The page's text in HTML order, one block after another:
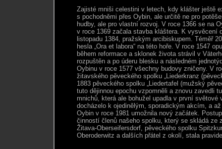
Zajisté mniši celestini v letech, kdy klášter ještě
s pochodněmi přes Oybin, ale určitě ne pro
hudby, ale pro vlastní rozvoj. V roce 1366 se na
v roce 1369 začala stavba kláštera. K vysvěcení
listopadu 1384, pražským arcibiskupem. Téměř
hesla „Ora et labora“ na této hoře. V roce 1547
během reformace a sklonek života strávil v
rozpuštěn a po úderu blesku a následném
Oybinu v roce 1577 všechny budovy zničeny. V
žitavského pěveckého spolku „Liederkranz
1883 pěveckého spolku „Liedertafel (mužský
tuto dějinnou epochu vzpomněli a znovu zavedli
mnichů, která ale bohužel upadla v první světové
docházelo k ojedinělým, sporadickým akcím, a
Oybin v roce 1981 umožnila nový začátek.
činností členů našeho spolku, který se skládá ze
Žitava-Oberseifersdorf, pěveckého spolku
Oberoderwitz a dalších přátel z okolí, stala